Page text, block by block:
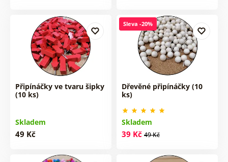
Připínáčky ve tvaru šipky
(10 ks)
Skladem
49 Kč
Sleva -20%
Dřevěné připínáčky (10
ks)
Skladem
39 Kč 49 Kč